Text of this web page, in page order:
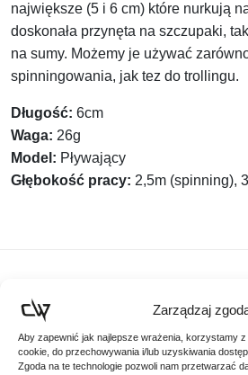
Zarządzaj
Aby zapewnić jak najlepsze wrażenia, korzystamy
cookie, do przechowywania i/lub uzyskiwania
Zgoda na te technologie pozwoli nam przetwarzać
największe (5 i 6 cm) które nurkują
doskonała przynęta na szczupaki,
na sumy. Możemy je używać
spinningowania, jak tez do trollingu.
Długość: 6cm
Waga: 26g
Model: Pływający
Głębokość pracy: 2,5m (spinning),
Podobne
Poznaj podobne produkty, które